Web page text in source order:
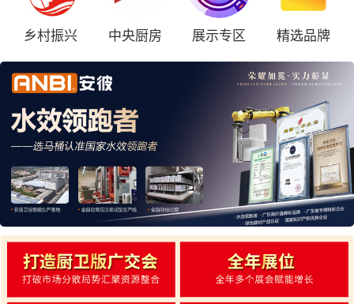
乡村振兴 中央厨房 展示专区 精选品牌